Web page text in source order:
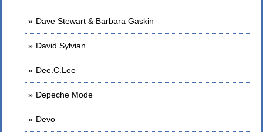
Dave Stewart & Barbara Gaskin
David Sylvian
Dee.C.Lee
Depeche Mode
Devo